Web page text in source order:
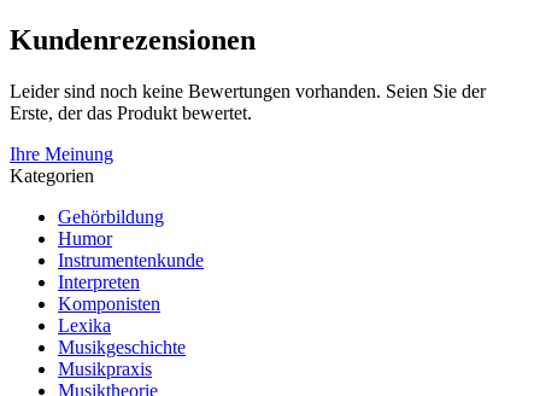
Kundenrezensionen
Leider sind noch keine Bewertungen vorhanden. Seien Sie der
Erste, der das Produkt bewertet.
Ihre Meinung
Kategorien
Gehörbildung
Humor
Instrumentenkunde
Interpreten
Komponisten
Lexika
Musikgeschichte
Musikpraxis
Musiktheorie